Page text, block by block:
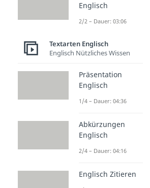
Das Wort
vielleicht
Satz zeigt dir
um eine
Normalfall
Information
Das Wort
deutschen
It looks so
Das Wort
zwar mit
Englisch
2/2 – Dauer: 03:06
Textarten Englisch
Englisch Nützliches Wissen
Präsentation
Englisch
1/4 – Dauer: 04:36
Abkürzungen
Englisch
2/4 – Dauer: 04:16
Englisch Zitieren